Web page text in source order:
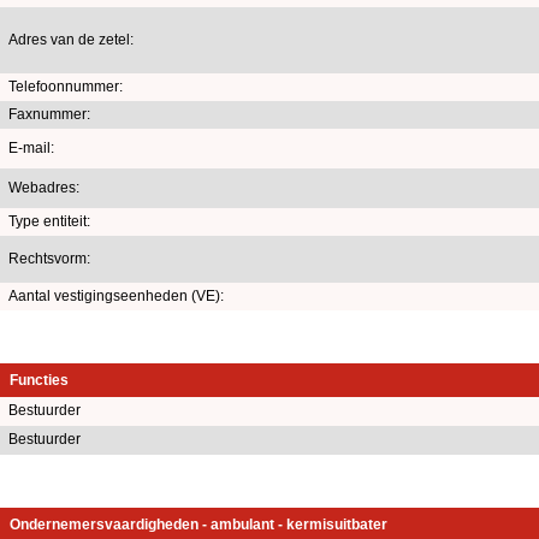
Adres van de zetel:
Telefoonnummer:
Faxnummer:
E-mail:
Webadres:
Type entiteit:
Rechtsvorm:
Aantal vestigingseenheden (VE):
Functies
Bestuurder
Bestuurder
Ondernemersvaardigheden - ambulant - kermisuitbater